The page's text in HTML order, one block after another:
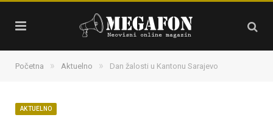
Početna » Aktuelno » Dan žalosti u Kantonu Sarajevo
AKTUELNO